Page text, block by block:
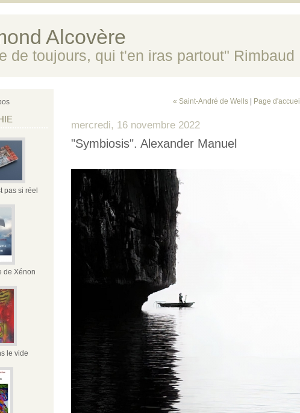
Alcovère
de toujours, qui t'en iras partout" Rimbaud
pas si réel
de Xénon
le vide
« Saint-André de Wells Page d'accueil
mercredi, 16 novembre 2022
"Symbiosis". Alexander Manuel